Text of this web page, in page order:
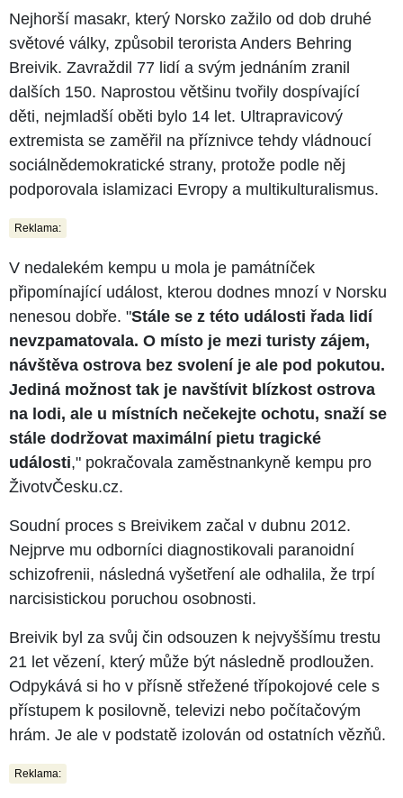
Nejhorší masakr, který Norsko zažilo od dob druhé
světové války, způsobil terorista Anders Behring
Breivik. Zavraždil 77 lidí a svým jednáním zranil
dalších 150. Naprostou většinu tvořily dospívající
děti, nejmladší oběti bylo 14 let. Ultrapravicový
extremista se zaměřil na příznivce tehdy vládnoucí
sociálnědemokratické strany, protože podle něj
podporovala islamizaci Evropy a multikulturalismus.
Reklama:
V nedalekém kempu u mola je památníček
připomínající událost, kterou dodnes mnozí v Norsku
nenesou dobře. "Stále se z této události řada lidí
nevzpamatovala. O místo je mezi turisty zájem,
návštěva ostrova bez svolení je ale pod pokutou.
Jediná možnost tak je navštívit blízkost ostrova
na lodi, ale u místních nečekejte ochotu, snaží se
stále dodržovat maximální pietu tragické
události," pokračovala zaměstnankyně kempu pro
ŽivotvČesku.cz.
Soudní proces s Breivikem začal v dubnu 2012.
Nejprve mu odborníci diagnostikovali paranoidní
schizofrenii, následná vyšetření ale odhalila, že trpí
narcisistickou poruchou osobnosti.
Breivik byl za svůj čin odsouzen k nejvyššímu trestu
21 let vězení, který může být následně prodloužen.
Odpykává si ho v přísně střežené třípokojové cele s
přístupem k posilovně, televizi nebo počítačovým
hrám. Je ale v podstatě izolován od ostatních vězňů.
Reklama: